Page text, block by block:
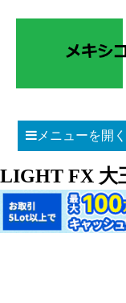
メニューを開く
LIGHT FX 大